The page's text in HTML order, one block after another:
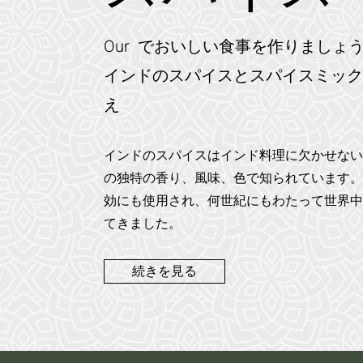
Our でおいしい食事を作りましょ
インドのスパイスとスパイスミッ
え
インドのスパイスはインド料理に欠かせな
の独特の香り、風味、色で知られています
効にも使用され、何世紀にもわたって世界
てきました。
続きを見る